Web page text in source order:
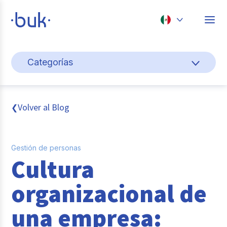
Perú
Categorías
Gestión de personas
Cultura y bienestar laboral
Transformación digital
Tendencias y data
Novedades
Entrevistas con expertos
❮Volver al Blog
Gestión de personas
Cultura
organizacional de
una empresa: